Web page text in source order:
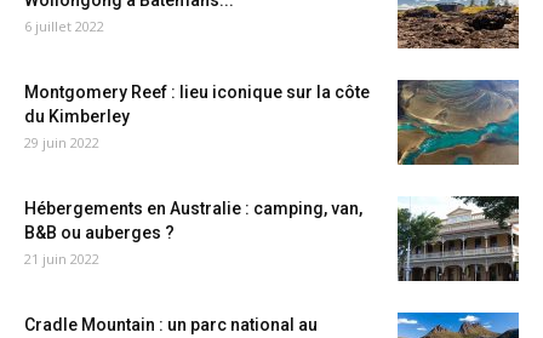
6 juillet 2022
Montgomery Reef : lieu iconique sur la côte
du Kimberley
29 juin 2022
Hébergements en Australie : camping, van,
B&B ou auberges ?
21 juin 2022
Cradle Mountain : un parc national au